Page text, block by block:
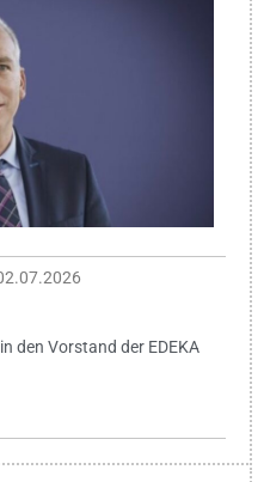
den Vorstand der EDEKA